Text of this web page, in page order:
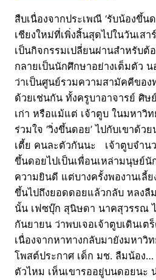
สืบเนื่องจากประเพณี ‘รับน้องขึ้น
เชียงใหม่ที่เพิ่งสิ้นสุดไปในวันเส
เป็นกิจกรรมเปลี่ยนผ่านสำหรับต้
กลายเป็นนักศึกษาอย่างเต็มตัว
ว่าเป็นศูนย์รวมความสามัคคีขอ
ด้วยเช่นกัน ทั้งครูบาอาจารย์ ศิ
เก่า หรือแม้แต่ เจ้าตูบ ในมหาวิ
ร่วมใจ ‘วิ่งขึ้นดอย’ ไปกับเขาด้
เตี้ย คนละตัวกันนะ เจ้าตูบจำน
ขึ้นดอยไปเป็นเพื่อนเหล่ามนุษย์นั
ความยินดี แต่บางครั้งพองานเลี้
ขึ้นไปถึงยอดดอยแล้วกลับ หลงลื
นั้น เฟซบุ๊ก สุนิษดา นาคสุวรรณ
กันยายน ว่าพบเจอเจ้าตูบเดินเต
เนื่องจากหาทางกลับมายังมหาวิ
โพสต์ประกาศ เด็ก มช. ลืมน้อง…
ตัวไหม เห็นเขารออยู่บนดอยนะ